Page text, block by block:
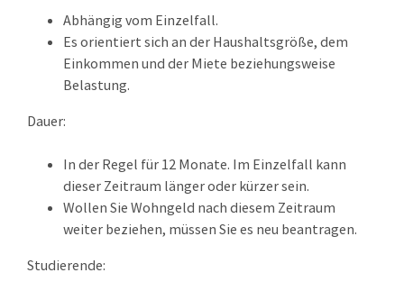
Abhängig vom Einzelfall.
Es orientiert sich an der Haushaltsgröße, dem
Einkommen und der Miete beziehungsweise
Belastung.
Dauer:
In der Regel für 12 Monate. Im Einzelfall kann
dieser Zeitraum länger oder kürzer sein.
Wollen Sie Wohngeld nach diesem Zeitraum
weiter beziehen, müssen Sie es neu beantragen.
Studierende: